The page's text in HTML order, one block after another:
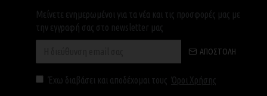
Μείνετε ενημερωμένοι για τα νέα και τις προσφορές μας με
την εγγραφή σας στο newsletter μας
ΑΠΟΣΤΟΛΉ
Έχω διαβάσει και αποδέχομαι τους Όροι Χρήσης